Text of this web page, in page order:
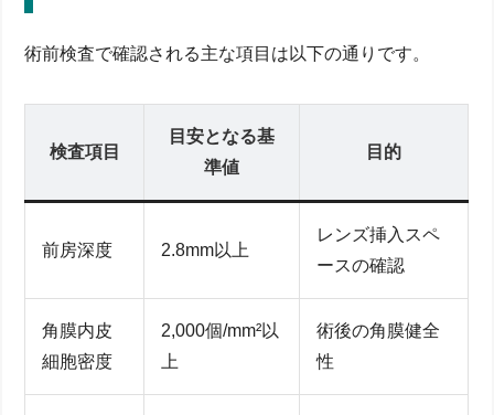
術前検査で確認される主な項目は以下の通りです。
検査項目
目安となる基
準値
目的
前房深度 2.8mm以上
レンズ挿入スペ
ースの確認
角膜内皮
細胞密度
2,000個/mm²以
上
術後の角膜健全
性